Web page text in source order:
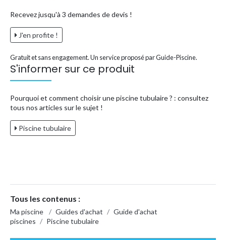
Recevez jusqu'à 3 demandes de devis !
J'en profite !
Gratuit et sans engagement. Un service proposé par Guide-Piscine.
S'informer sur ce produit
Pourquoi et comment choisir une piscine tubulaire ? : consultez
tous nos articles sur le sujet !
Piscine tubulaire
Tous les contenus :
Ma piscine / Guides d'achat / Guide d'achat
piscines / Piscine tubulaire